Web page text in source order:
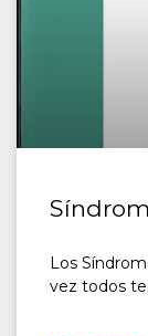
Los
vez todos